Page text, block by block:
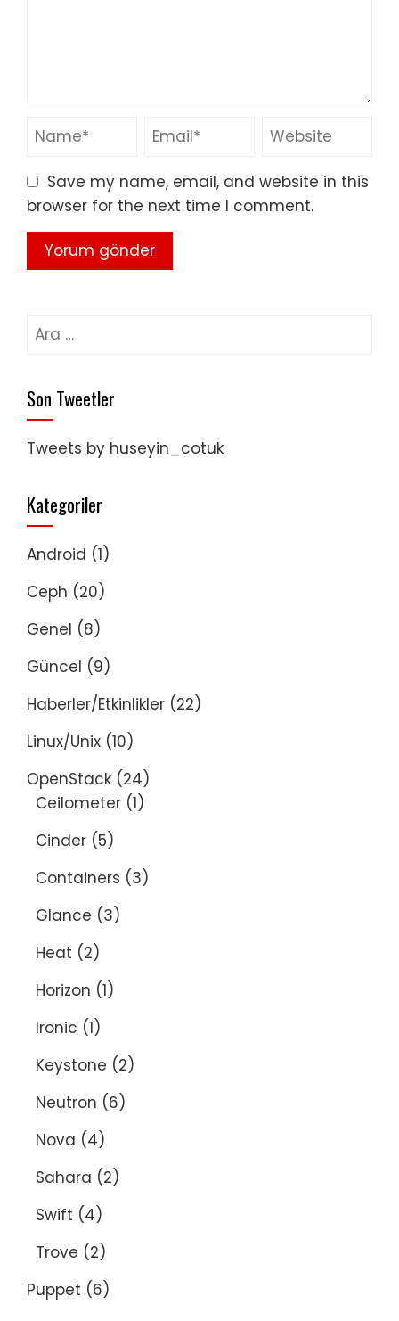
Save my name, email, and website in this
browser for the next time I comment.
Arama:
Son Tweetler
Tweets by huseyin_cotuk
Kategoriler
Android (1)
Ceph (20)
Genel (8)
Güncel (9)
Haberler/Etkinlikler (22)
Linux/Unix (10)
OpenStack (24)
Ceilometer (1)
Cinder (5)
Containers (3)
Glance (3)
Heat (2)
Horizon (1)
Ironic (1)
Keystone (2)
Neutron (6)
Nova (4)
Sahara (2)
Swift (4)
Trove (2)
Puppet (6)